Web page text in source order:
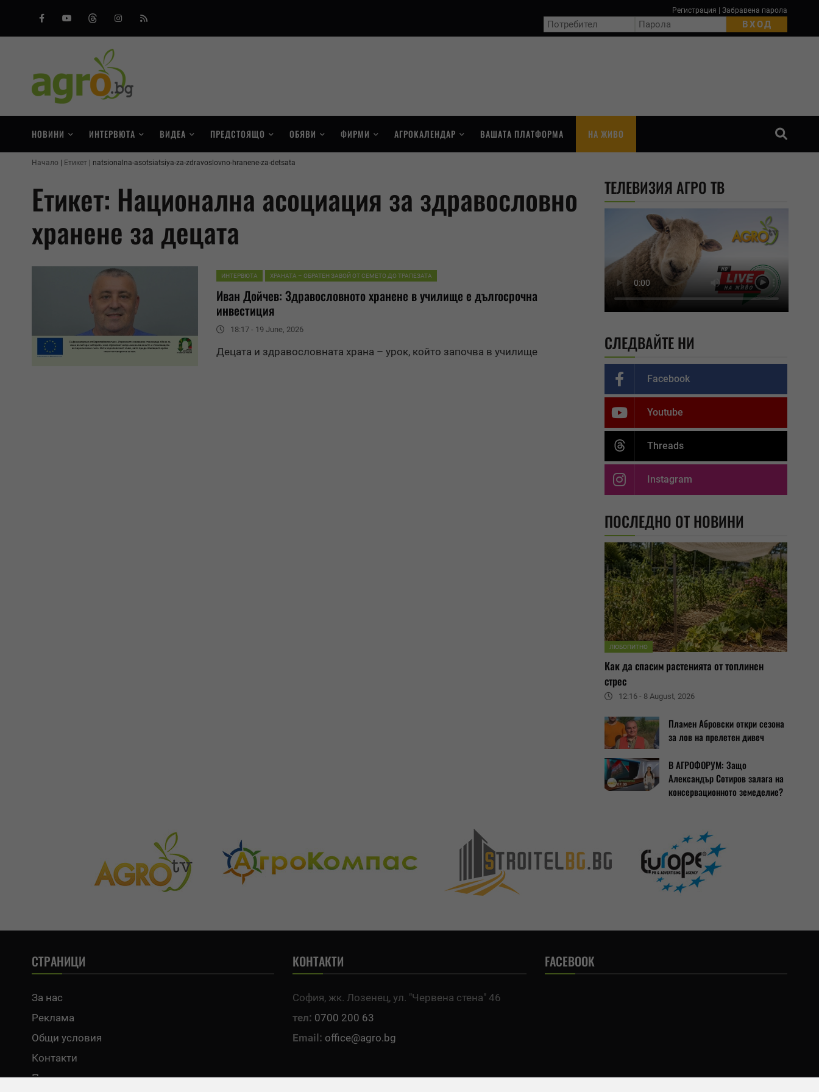
FacebookYoutubeThreadsInstagram
RSS
Регистрация Забравена парола
НОВИНИ ИНТЕРВЮТА ВИДЕА ПРЕДСТОЯЩО ОБЯВИ ФИРМИ АГРОКАЛЕНДАР ВАШАТА ПЛАТФОРМА НА ЖИВО
Начало Етикет natsionalna-asotsiatsiya-za-zdravoslovno-hranene-za-detsata
Етикет: Национална асоциация за здравословно
хранене за децата
ИНТЕРВЮТА ХРАНАТА – ОБРАТЕН ЗАВОЙ ОТ СЕМЕТО ДО ТРАПЕЗАТА
Иван Дойчев: Здравословното хранене в училище е дългосрочна
инвестиция
18:17 - 19 June, 2026
Децата и здравословната храна – урок, който започва в училище
ТЕЛЕВИЗИЯ АГРО ТВ
СЛЕДВАЙТЕ НИ
Facebook
Youtube
Threads
Instagram
ПОСЛЕДНО ОТ НОВИНИ
ЛЮБОПИТНО
Как да спасим растенията от топлинен
стрес
12:16 - 8 August, 2026
Пламен Абровски откри сезона
за лов на прелетен дивеч
В АГРОФОРУМ: Защо
Александър Сотиров залага на
консервационното земеделие?
СТРАНИЦИ
За нас
Реклама
Общи условия
Контакти
Политика за поверителност
КОНТАКТИ
София, жк. Лозенец, ул. "Червена стена" 46
тел: 0700 200 63
Email: office@agro.bg
FACEBOOK